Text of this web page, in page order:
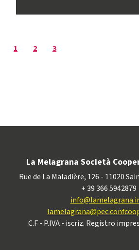
1 2 3
La Melagrana Società
Rue de La Maladière, 126 - 11020
+ 39 366 5942879
C.F - P.IVA - iscriz. Registro